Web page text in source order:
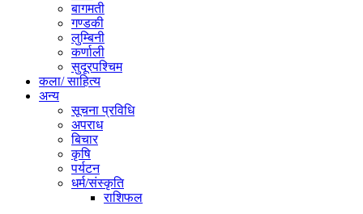
बागमती
गण्डकी
लुम्बिनी
कर्णाली
सुदूरपश्चिम
कला/ साहित्य
अन्य
सूचना प्रविधि
अपराध
बिचार
कृषि
पर्यटन
धर्म/संस्कृति
राशिफल